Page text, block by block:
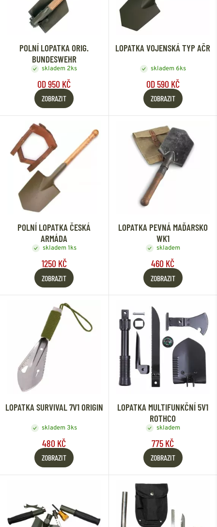
POLNÍ LOPATKA ORIG.
BUNDESWEHR
skladem 2ks
OD 950 KČ
ZOBRAZIT
LOPATKA VOJENSKÁ TYP AČR
skladem 6ks
OD 590 KČ
ZOBRAZIT
POLNÍ LOPATKA ČESKÁ
ARMÁDA
skladem 1ks
1250 KČ
ZOBRAZIT
LOPATKA PEVNÁ MAĎARSKO
WK1
skladem
460 KČ
ZOBRAZIT
LOPATKA SURVIVAL 7V1 ORIGIN
skladem 3ks
480 KČ
ZOBRAZIT
LOPATKA MULTIFUNKČNÍ 5V1
ROTHCO
skladem
775 KČ
ZOBRAZIT